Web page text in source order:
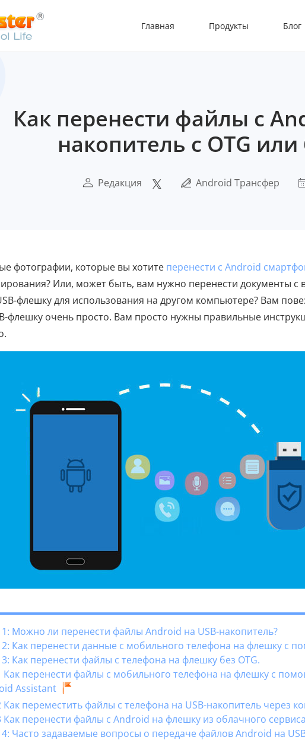
Главная Продукты Блог
Как перенести файлы с
накопитель с OTG или
Редакция Android Трансфер
фотографии, которые вы хотите перенести с Android
Или, может быть, вам нужно перенести документы с
флешку для использования на другом компьютере? Вам
флешку очень просто. Вам просто нужны правильные
1: Можно ли перенести файлы Android на USB-накопитель?
2: Как перенести данные с мобильного телефона на флешку с
3: Как перенести файлы с телефона на флешку без OTG.
Как перенести файлы с мобильного телефона на флешку с
Assistant
Как переместить файлы с телефона на USB-накопитель через
Как перенести файлы с Android на флешку из облачного сервиса
4: Часто задаваемые вопросы о передаче файлов Android на